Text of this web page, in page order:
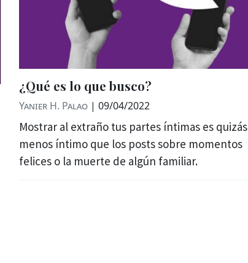
¿Qué es lo que busco?
Yanier H. Palao | 09/04/2022
Mostrar al extraño tus partes íntimas es quizás
menos íntimo que los posts sobre momentos
felices o la muerte de algún familiar.